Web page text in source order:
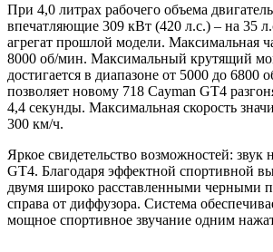
При 4,0 литрах рабочего объема
впечатляющие 309 кВт (420 л.с.) – на 35
агрегат прошлой модели. Максимальная
8000 об/мин. Максимальный крутящий
достигается в диапазоне от 5000 до 6800
позволяет новому 718 Cayman GT4
4,4 секунды. Максимальная скорость
300 км/ч.
Яркое свидетельство возможностей: звук
GT4. Благодаря эффектной спортивной
двумя широко расставленными черными
справа от диффузора. Система
мощное спортивное звучание одним